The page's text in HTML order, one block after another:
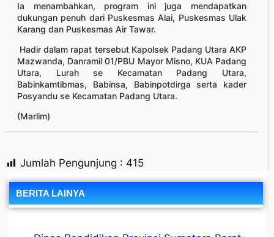
Ia menambahkan, program ini juga mendapatkan
dukungan penuh dari Puskesmas Alai, Puskesmas Ulak
Karang dan Puskesmas Air Tawar.
Hadir dalam rapat tersebut Kapolsek Padang Utara AKP
Mazwanda, Danramil 01/PBU Mayor Misno, KUA Padang
Utara, Lurah se Kecamatan Padang Utara,
Babinkamtibmas, Babinsa, Babinpotdirga serta kader
Posyandu se Kecamatan Padang Utara.
(Marlim)
Jumlah Pengunjung : 415
BERITA LAINYA